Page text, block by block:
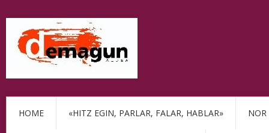
HOME «HITZ EGIN, PARLAR, FALAR, HABLAR» NOR